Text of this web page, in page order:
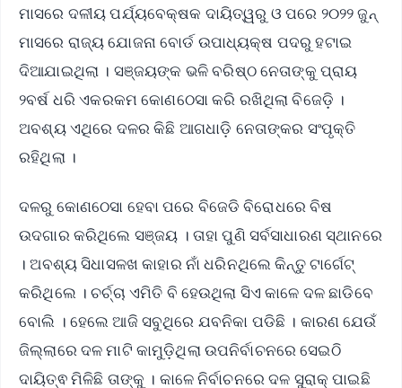
ମାସରେ ଦଳୀୟ ପର୍ଯ୍ୟବେକ୍ଷକ ଦାୟିତ୍ୱରୁ ଓ ପରେ ୨୦୨୨ ଜୁନ୍
ମାସରେ ରାଜ୍ୟ ଯୋଜନା ବୋର୍ଡ ଉପାଧ୍ୟକ୍ଷ ପଦରୁ ହଟାଇ
ଦିଆଯାଇଥିଲା । ସଞ୍ଜୟଙ୍କ ଭଳି ବରିଷ୍ଠ ନେତାଙ୍କୁ ପ୍ରାୟ
୨ବର୍ଷ ଧରି ଏକରକମ କୋଣଠେସା କରି ରଖିଥିଲା ବିଜେଡ଼ି ।
ଅବଶ୍ୟ ଏଥିରେ ଦଳର କିଛି ଆଗଧାଡ଼ି ନେତାଙ୍କର ସଂପୃକ୍ତି
ରହିଥିଲା ।
ଦଳରୁ କୋଣଠେସା ହେବା ପରେ ବିଜେଡି ବିରୋଧରେ ବିଷ
ଉଦଗାର କରିଥିଲେ ସଞ୍ଜୟ । ତାହା ପୁଣି ସର୍ବସାଧାରଣ ସ୍ଥାନରେ
। ଅବଶ୍ୟ ସିଧାସଳଖ କାହାର ନାଁ ଧରିନଥିଲେ କିନ୍ତୁ ଟାର୍ଗେଟ୍‌
କରିଥିଲେ । ଚର୍ଚ୍ଚା ଏମିତି ବି ହେଉଥିଲା ସିଏ କାଳେ ଦଳ ଛାଡିବେ
ବୋଲି । ହେଲେ ଆଜି ସବୁଥିରେ ଯବନିକା ପଡିଛି । କାରଣ ଯେଉଁ
ଜିଲ୍ଲାରେ ଦଳ ମାଟି କାମୁଡ଼ିଥିଲା ଉପନିର୍ବାଚନରେ ସେଇଠି
ଦାୟିତ୍ଵ ମିଳିଛି ତାଙ୍କୁ । କାଳେ ନିର୍ବାଚନରେ ଦଳ ସୁରାକ୍‌ ପାଇଛି